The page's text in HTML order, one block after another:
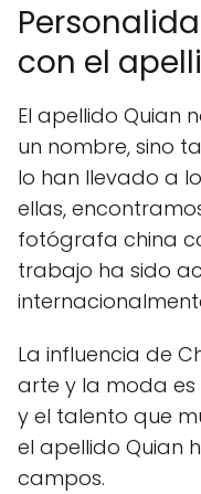
con el
El apellido Quian
un nombre, sino
lo han llevado a
ellas,
fotógrafa china
trabajo ha sido
La influencia de
arte y la moda
y el talento que
el apellido Quian
campos.